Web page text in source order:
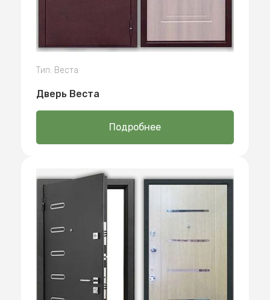
Тип: Веста
Дверь Веста
Подробнее